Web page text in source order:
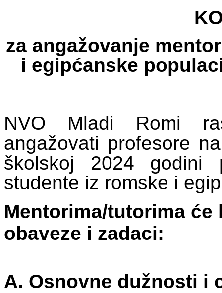
za angažovanje
i egipćanske
NVO Mladi Romi
angažovati profesore
školskoj 2024 godini
studente iz romske i
Mentorima/tutorima
obaveze i zadaci:
A. Osnovne dužnosti i